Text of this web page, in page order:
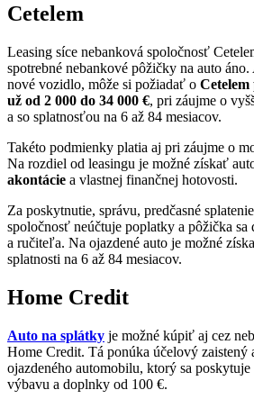
Cetelem
Leasing síce nebanková spoločnosť
spotrebné nebankové pôžičky na auto
nové vozidlo, môže si požiadať o Cetelem
už od 2 000 do 34 000 €, pri záujme o
a so splatnosťou na 6 až 84 mesiacov.
Takéto podmienky platia aj pri záujme o
Na rozdiel od leasingu je možné získať
akontácie a vlastnej finančnej hotovosti.
Za poskytnutie, správu, predčasné
spoločnosť neúčtuje poplatky a pôžička
a ručiteľa. Na ojazdené auto je možné
splatnosti na 6 až 84 mesiacov.
Home Credit
Auto na splátky je možné kúpiť aj cez
Home Credit. Tá ponúka účelový zaistený
ojazdeného automobilu, ktorý sa
výbavu a doplnky od 100 €.